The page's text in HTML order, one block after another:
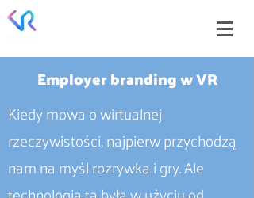
Employer branding w VR
Kiedy mowa o wirtualnej
rzeczywistości, najpierw przychodzą
nam na myśl rozrywka i gry. Ale